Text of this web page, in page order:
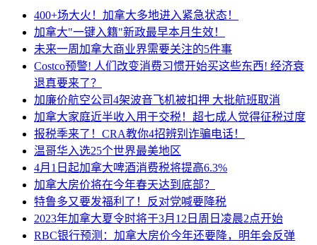
400+场大火！加拿大多地进入紧急状态！
加拿大"一键入籍"新政最早本月生效！
未来一周加拿大商业界需要关注的5件事
Costco预警! 人们改变消费习惯开始买这些东西! 经济衰
退真要来了？
加廉价航空公司4架波音飞机被扣押 大批航班取消
加拿大家庭近半收入用于交税！超七成人觉得征税过度
报税季来了！CRA教你4招辨别诈骗电话！
温哥华入选25个世界最美地区
4月1日起加拿大啤酒消费税将提高6.3%
加拿大房价将在今年春天达到底部？
特鲁多又要发福利了！反对党喊要降税
2023年加拿大夏令时将于3月12日周日凌晨2点开始
RBC银行预测：加拿大房价今年还要降，明年会反弹